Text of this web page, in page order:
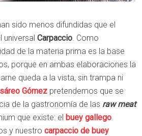
sido menos difundidas que el
universal Carpaccio . Como
de la materia prima es la base
porque en ambas elaboraciones la
queda a la vista, sin trampa ni
Gómez pretendemos que se
de la gastronomía de las raw meat
que existe: el buey gallego
y nuestro carpaccio de buey